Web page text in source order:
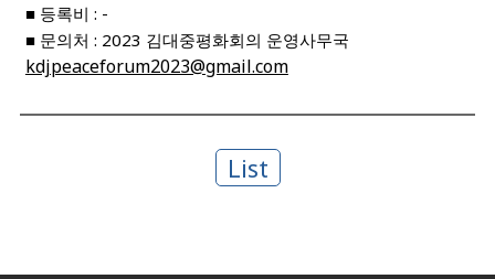
■ 등록비 : -
■ 문의처 : 2023 김대중평화회의 운영사무국
kdjpeaceforum2023@gmail.com
List